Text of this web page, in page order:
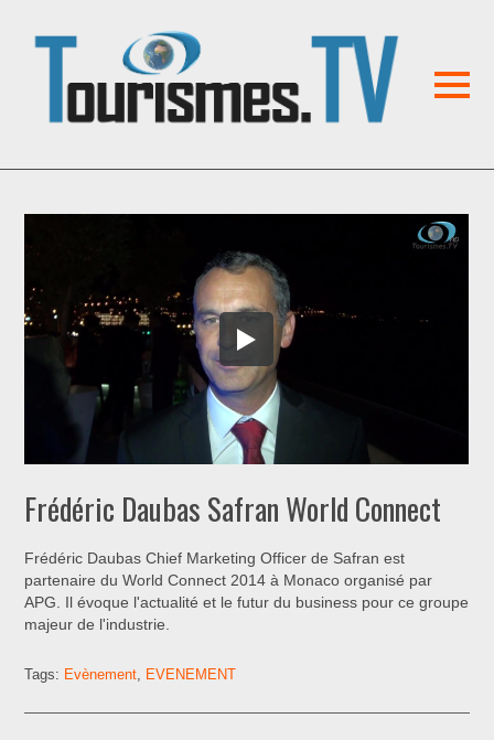
Frédéric Daubas Safran World Connect
Frédéric Daubas Chief Marketing Officer de Safran est
partenaire du World Connect 2014 à Monaco organisé par
APG. Il évoque l'actualité et le futur du business pour ce groupe
majeur de l'industrie.
Tags: Evènement EVENEMENT